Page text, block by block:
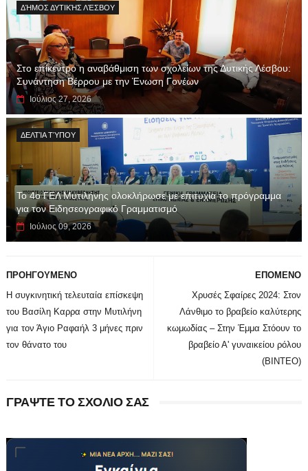
ΔΉΜΟΣ ΔΥΤΙΚΉΣ ΛΈΣΒΟΥ
Στο επίκεντρο η αναβάθμιση των σχολείων της Δυτικής Λέσβου:
Συνάντηση Βέρρου με την Ένωση Γονέων
Ιούλιος 27, 2026
ΔΕΛΤΊΑ ΤΎΠΟΥ
Το 4ο ΓΕΛ Μυτιλήνης ολοκλήρωσε με επιτυχία το πρόγραμμα
για τον Ειδησεογραφικό Γραμματισμό
Ιούλιος 09, 2026
ΕΠΟΜΕΝΟ
Χρυσές Σφαίρες 2024: Στον
Λάνθιμο το βραβείο καλύτερης
κωμωδίας – Στην Έμμα Στόουν το
βραβείο Α' γυναικείου ρόλου
(ΒΙΝΤΕΟ)
ΠΡΟΗΓΟΥΜΕΝΟ
Η συγκινητική τελευταία επίσκεψη
του Βασίλη Καρρα στην Μυτιλήνη
για τον Άγιο Ραφαήλ 3 μήνες πριν
τον θάνατο του
ΓΡΑΨΤΕ ΤΟ ΣΧΟΛΙΟ ΣΑΣ